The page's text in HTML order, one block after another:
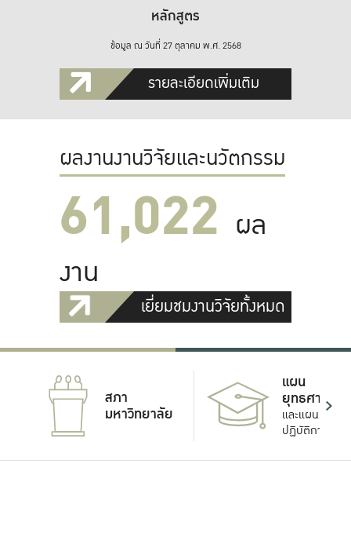
หลักสูตร
ข้อมูล ณ วันที่ 27 ตุลาคม พ.ศ. 2568
รายละเอียดเพิ่มเติม
ผลงานงานวิจัยและนวัตกรรม
61,022 ผล
งาน
เยี่ยมชมงานวิจัยทั้งหมด
สภา
มหาวิทยาลัย
แผน
ยุทธศาสตร์
และแผน
ปฏิบัติการ